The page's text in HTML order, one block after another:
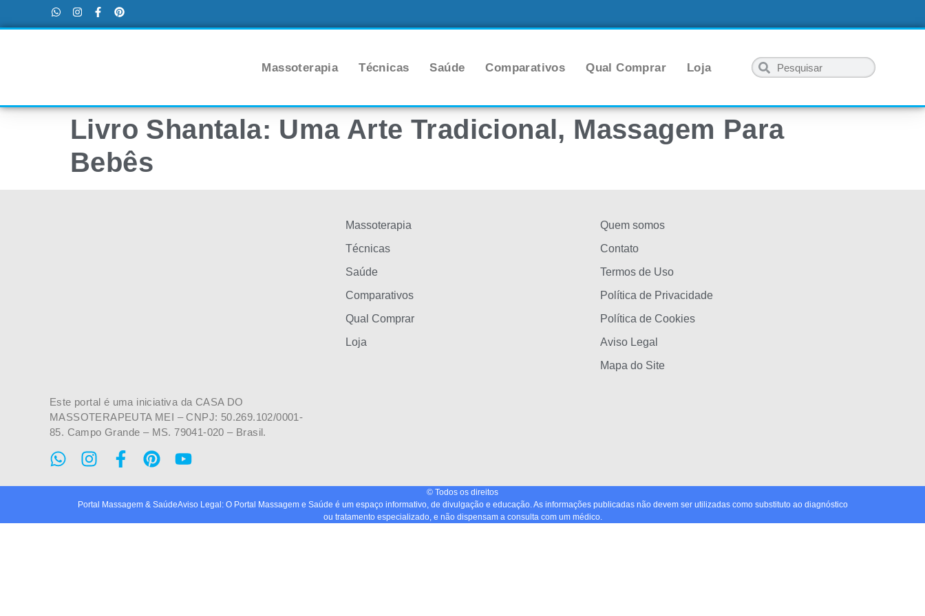
Massoterapia Técnicas Saúde Comparativos Qual Comprar Loja
Livro Shantala: Uma Arte Tradicional, Massagem Para
Bebês
Este portal é uma iniciativa da CASA DO
MASSOTERAPEUTA MEI – CNPJ: 50.269.102/0001-
85. Campo Grande – MS. 79041-020 – Brasil.
Massoterapia
Técnicas
Saúde
Comparativos
Qual Comprar
Loja
Quem somos
Contato
Termos de Uso
Política de Privacidade
Política de Cookies
Aviso Legal
Mapa do Site
© Todos os direitos
Portal Massagem & SaúdeAviso Legal: O Portal Massagem e Saúde é um espaço informativo, de divulgação e educação. As informações publicadas não devem ser utilizadas como substituto ao diagnóstico
ou tratamento especializado, e não dispensam a consulta com um médico.